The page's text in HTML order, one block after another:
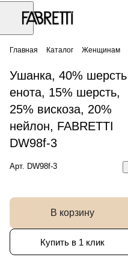
Главная Каталог Женщинам
Ушанка, 40% шерсть
енота, 15% шерсть,
25% вискоза, 20%
нейлон, FABRETTI
DW98f-3
Арт. DW98f-3
В корзину
Купить в 1 клик